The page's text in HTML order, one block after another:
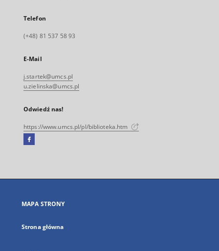
Telefon
(+48) 81 537 58 93
E-Mail
j.startek@umcs.pl
u.zielinska@umcs.pl
Odwiedź nas!
https://www.umcs.pl/pl/biblioteka.htm
Facebook
się
karcie
MAPA STRONY
Strona główna